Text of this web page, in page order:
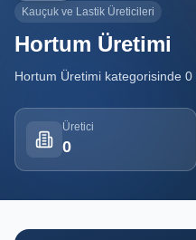
Giriş
Kayıt
Ol
Sayfa
Tüm
Firmalar
Ürünler
Kauçuk ve Lastik Üreticileri
Hortum Üretimi
Hortum Üretimi kategorisinde 0
Üretici
0